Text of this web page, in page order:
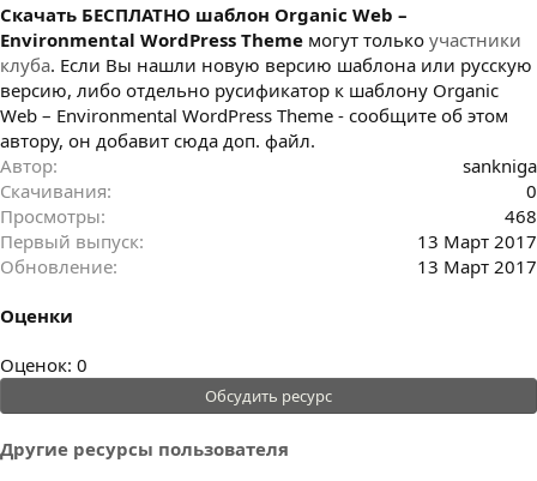
Cкачать БЕСПЛАТНО шаблон Organic Web –
Environmental WordPress Theme могут только участники
клуба. Если Вы нашли новую версию шаблона или русскую
версию, либо отдельно русификатор к шаблону Organic
Web – Environmental WordPress Theme - сообщите об этом
автору, он добавит сюда доп. файл.
Автор
sankniga
Скачивания
0
Просмотры
468
Первый выпуск
13 Март 2017
Обновление
13 Март 2017
Оценки
0
.
0
0
з
Оценок: 0
Обсудить ресурс
Другие ресурсы пользователя